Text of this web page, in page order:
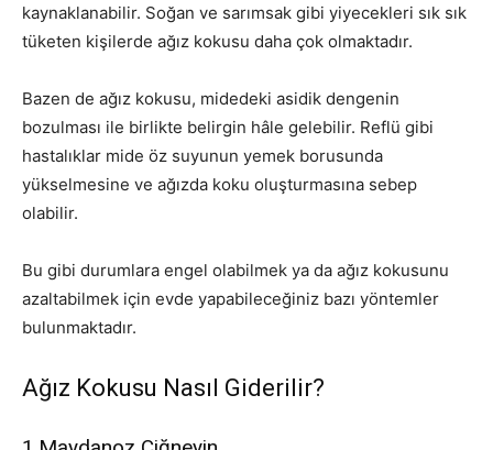
kaynaklanabilir. Soğan ve sarımsak gibi yiyecekleri sık sık
tüketen kişilerde ağız kokusu daha çok olmaktadır.
Bazen de ağız kokusu, midedeki asidik dengenin
bozulması ile birlikte belirgin hâle gelebilir. Reflü gibi
hastalıklar mide öz suyunun yemek borusunda
yükselmesine ve ağızda koku oluşturmasına sebep
olabilir.
Bu gibi durumlara engel olabilmek ya da ağız kokusunu
azaltabilmek için evde yapabileceğiniz bazı yöntemler
bulunmaktadır.
Ağız Kokusu Nasıl Giderilir?